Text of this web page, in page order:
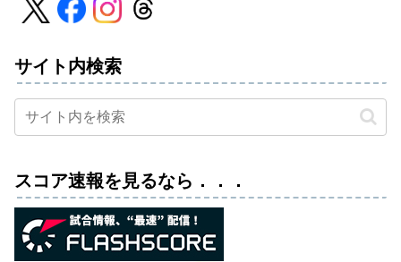
サイト内検索
スコア速報を見るなら．．．